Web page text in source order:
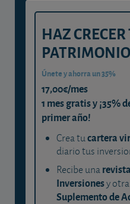
HAZ CRECER
PATRIMONIO
Únete y ahorra un 35%
17,00€/mes
1 mes gratis y ¡35%
primer año!
Crea tucartera
diario tus
Recibe una
Inversionesy
Suplemento de